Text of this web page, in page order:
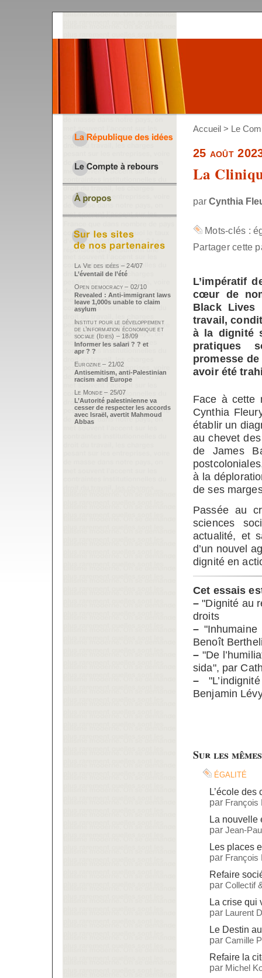
Accueil > Le
25 août
La
par Cynthia
Mots-clés :
Partager cette
L’impératif
cœur de
Black Lives
travail,
à la dignité
pratiques
promesse
avoir été
Face à cette
Cynthia
établir un
au chevet
de James
à la
de ses
Passée au
sciences
actualité, et
d’un nouvel
dignité en
Cet essais
– "Dignité au
droits
–
Benoît
– "De
sida", par
–
Benjamin
Sur les
égalité
L’école des
par François
La nouvelle
par Jean-
Les places
par François
Refaire
par Collectif
La crise qui
par Laurent
Le Destin
par Camille
Refaire la
par Michel
La Vie des idées – 24/07
L’éventail de l’été
Open democracy – 02/10
Revealed : Anti-immigrant laws
leave 1,000s unable to claim
asylum
Institut pour le développement
de l’information économique et
sociale (Idies) – 18/09
Informer les salari ? ? et
apr ? ?
Eurozine – 21/02
Antisemitism, anti-Palestinian
racism and Europe
Le Monde – 25/07
L’Autorité palestinienne va
cesser de respecter les accords
avec Israël, avertit Mahmoud
Abbas